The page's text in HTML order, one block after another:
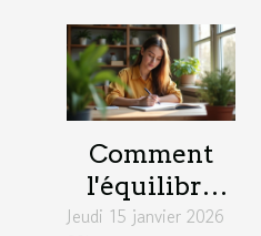
Comment
l'équilibre
travail-vie
Jeudi 15 janvier 2026